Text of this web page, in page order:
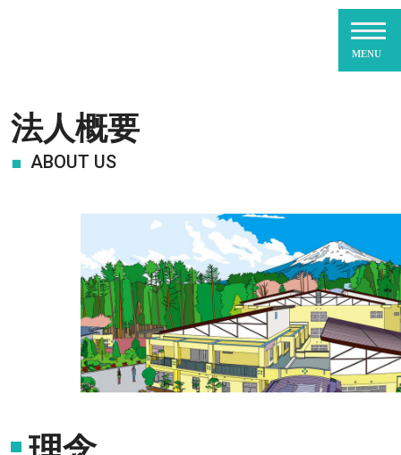
法人概要
ABOUT US